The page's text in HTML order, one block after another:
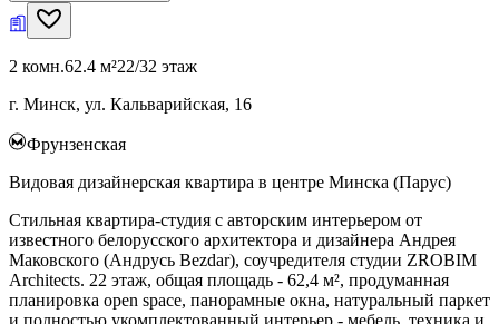
2 комн.62.4 м²22/32 этаж
г. Минск, ул. Кальварийская, 16
Фрунзенская
Видовая дизайнерская квартира в центре Минска (Парус)
Стильная квартира-студия с авторским интерьером от
известного белорусского архитектора и дизайнера Андрея
Маковского (Андрусь Bezdаr), соучредителя студии ZROBIM
Architects. 22 этаж, общая площадь - 62,4 м², продуманная
планировка open space, панорамные окна, натуральный паркет
и полностью укомплектованный интерьер - мебель, техника и